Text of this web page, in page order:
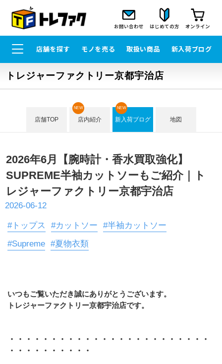
お問い合わせ はじめての方 オンライン
店舗を探す モノを売る 取扱い商品 新入荷ブログ
トレジャーファクトリー京都宇治店
店舗TOP 店内紹介
NEW
新入荷ブログ
NEW
地図
2026年6月【腕時計・香水買取強化】
SUPREME半袖カットソーもご紹介｜ト
レジャーファクトリー京都宇治店
2026-06-12
#トップス #カットソー
#半袖カットソー
#Supreme #夏物衣類
いつもご覧いただき誠にありがとうございます。
トレジャーファクトリー京都宇治店です。
・・・・・・・・・・・・・・・・・・・・・・・・
・・・・・・・・・・